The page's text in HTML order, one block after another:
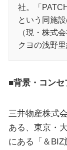
社。「
という同施
（現・株式
クヨの浅野
■背景・コンセ
三井物産株式
ある、東京・
にある「＆